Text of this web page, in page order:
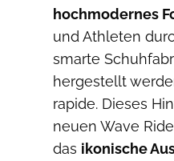
hochmodernes
und Athleten
smarte
hergestellt
rapide. Dieses
neuen Wave
das ikonische